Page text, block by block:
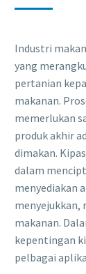
Industri
yang
pertanian
makanan.
memerlukan
produk akhir
dimakan.
dalam
menyediakan
menyejukkan,
makanan.
kepentingan
pelbagai